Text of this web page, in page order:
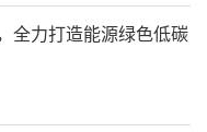
全力打造能源绿色低碳